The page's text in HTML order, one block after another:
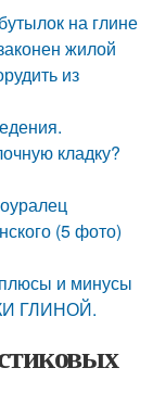
на глине
жилой
из
кладку?
(5 фото)
и минусы
ГЛИНОЙ.